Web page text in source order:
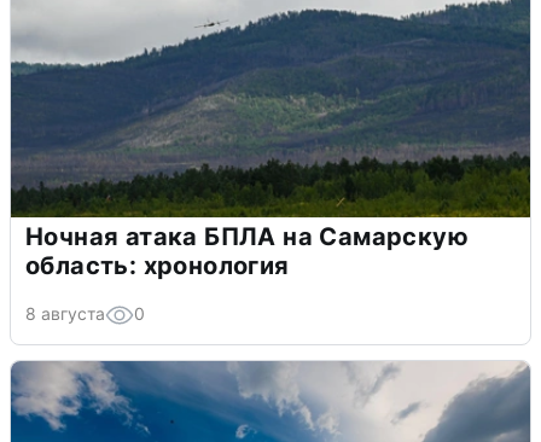
Ночная атака БПЛА на Самарскую
область: хронология
8 августа 0